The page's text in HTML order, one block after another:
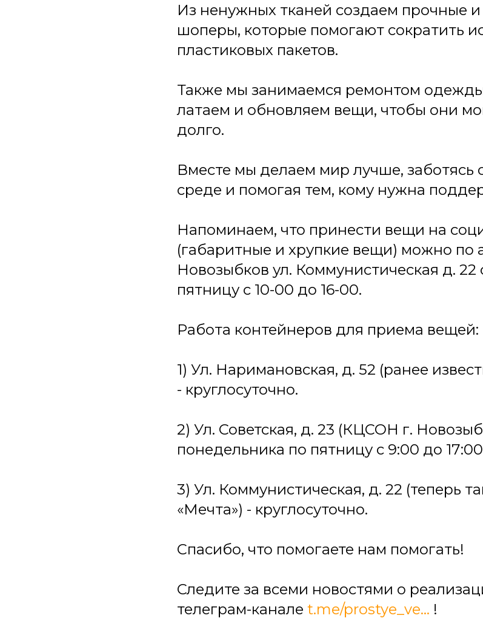
Из ненужных тканей создаем прочные
шоперы, которые помогают сократить
пластиковых пакетов.
Также мы занимаемся ремонтом
латаем и обновляем вещи, чтобы они
долго.
Вместе мы делаем мир лучше,
среде и помогая тем, кому нужна
Напоминаем, что принести вещи на
(габаритные и хрупкие вещи) можно по
Новозыбков ул. Коммунистическая д. 22
пятницу с 10-00 до 16-00.
Работа контейнеров для приема вещей:
1) Ул. Наримановская, д. 52 (ранее
- круглосуточно.
2) Ул. Советская, д. 23 (КЦСОН г.
понедельника по пятницу с 9:00 до
3) Ул. Коммунистическая, д. 22 (теперь
«Мечта») - круглосуточно.
Спасибо, что помогаете нам помогать!
Следите за всеми новостями о
телеграм-канале t.me/prostye_ve... !